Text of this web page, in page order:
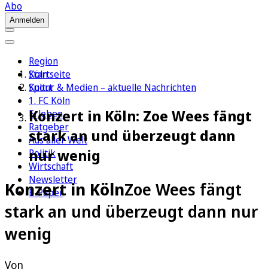
Abo
Anmelden
Region
Köln
Sport
1. FC Köln
Erleben
Ratgeber
Aus aller Welt
Politik
Wirtschaft
Newsletter
E-Paper
Startseite
Kultur & Medien – aktuelle Nachrichten
Konzert in Köln: Zoe Wees fängt
stark an und überzeugt dann
nur wenig
Konzert in KölnZoe Wees fängt
stark an und überzeugt dann nur
wenig
Von